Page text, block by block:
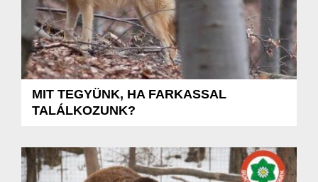
MIT TEGYÜNK, HA FARKASSAL
TALÁLKOZUNK?